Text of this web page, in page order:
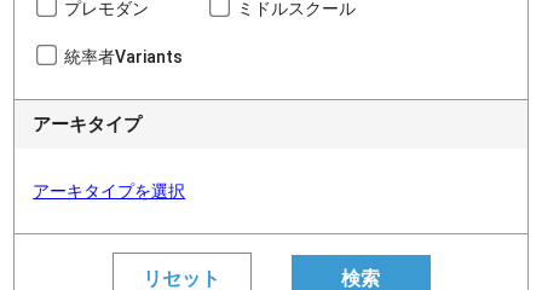
プレモダン ミドルスクール
統率者Variants
アーキタイプ
アーキタイプを選択